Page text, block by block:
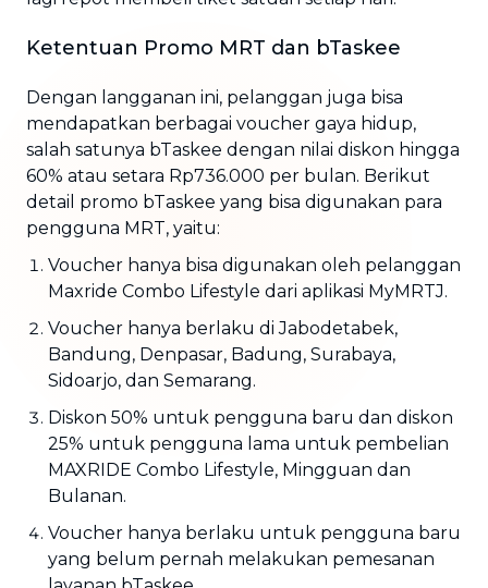
Ketentuan Promo MRT dan bTaskee
Dengan langganan ini, pelanggan juga bisa
mendapatkan berbagai voucher gaya hidup,
salah satunya bTaskee dengan nilai diskon hingga
60% atau setara Rp736.000 per bulan. Berikut
detail promo bTaskee yang bisa digunakan para
pengguna MRT, yaitu:
Voucher hanya bisa digunakan oleh pelanggan
Maxride Combo Lifestyle dari aplikasi MyMRTJ.
Voucher hanya berlaku di Jabodetabek,
Bandung, Denpasar, Badung, Surabaya,
Sidoarjo, dan Semarang.
Diskon 50% untuk pengguna baru dan diskon
25% untuk pengguna lama untuk pembelian
MAXRIDE Combo Lifestyle, Mingguan dan
Bulanan.
Voucher hanya berlaku untuk pengguna baru
yang belum pernah melakukan pemesanan